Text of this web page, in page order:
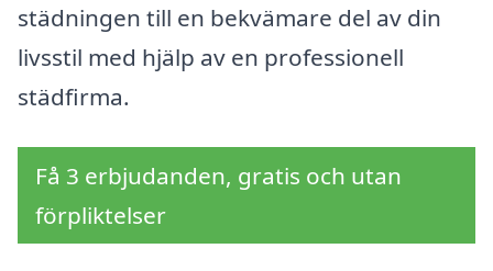
städningen till en bekvämare del av din
livsstil med hjälp av en professionell
städfirma.
Få 3 erbjudanden, gratis och utan
förpliktelser